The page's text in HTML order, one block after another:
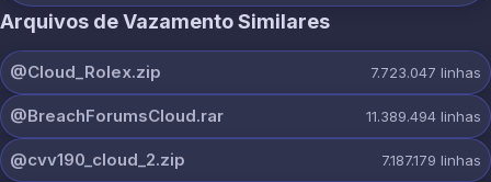
Arquivos de Vazamento Similares
@Cloud_Rolex.zip 7.723.047 linhas
@BreachForumsCloud.rar 11.389.494 linhas
@cvv190_cloud_2.zip 7.187.179 linhas